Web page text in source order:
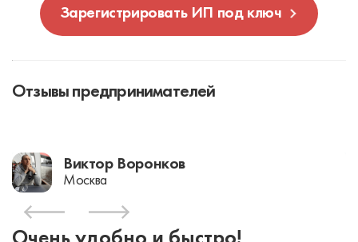
Зарегистрировать ИП под ключ
Отзывы предпринимателей
Виктор Воронков
Москва